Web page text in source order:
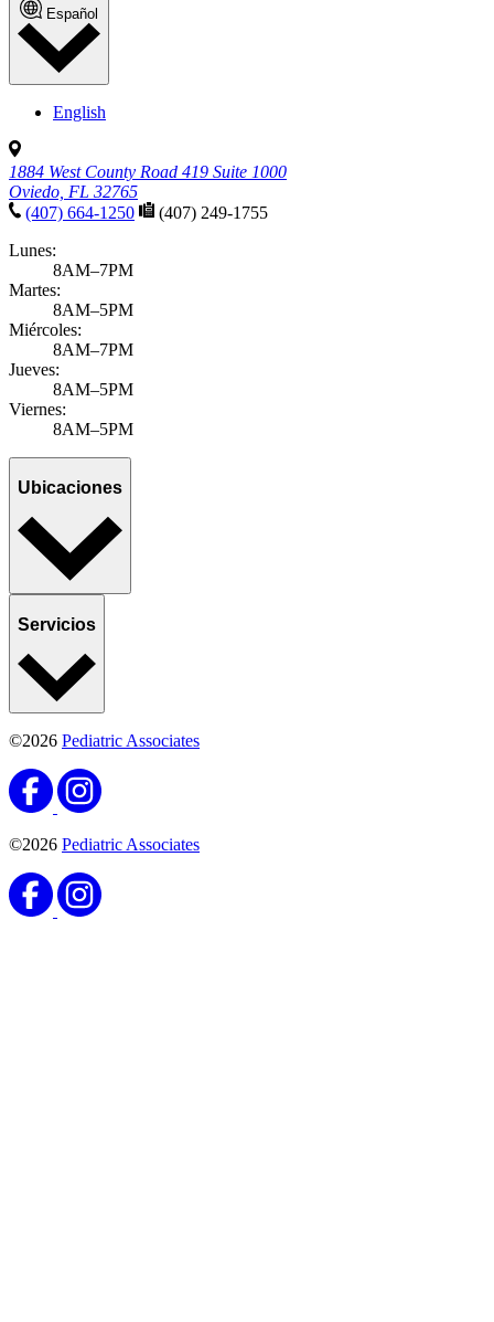
Español
English
1884 West County Road 419 Suite 1000
Oviedo, FL 32765
(407) 664-1250
(407) 249-1755
Lunes:
8AM–7PM
Martes:
8AM–5PM
Miércoles:
8AM–7PM
Jueves:
8AM–5PM
Viernes:
8AM–5PM
Ubicaciones
Servicios
©2026 Pediatric Associates
©2026 Pediatric Associates